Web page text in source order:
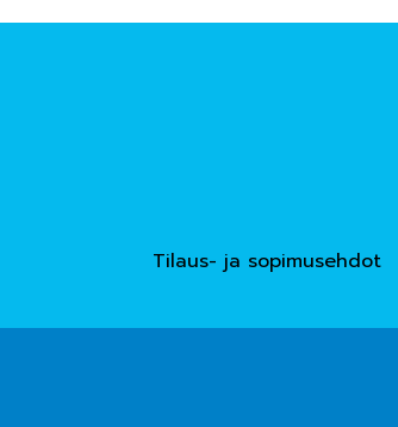
Tilaus- ja sopimusehdot